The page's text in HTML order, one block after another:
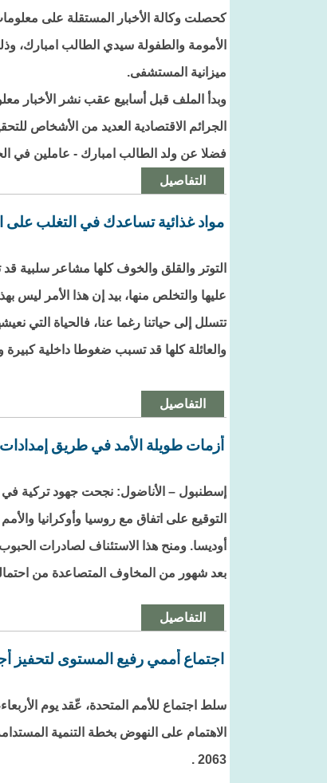
كحصلت وكالة الأخبار المستقلة على
الأمومة والطفولة سيدي الطالب امبارك،
ميزانية المستشفى.
وبدأ الملف قبل أسابيع عقب نشر الأخبار
الجرائم الاقتصادية العديد من الأشخاص
فضلا عن ولد الطالب امبارك - عاملين في
التفاصيل
مواد غذائية تساعدك في التغلب على
التوتر والقلق والخوف كلها مشاعر سلبية
عليها والتخلص منها، بيد إن هذا الأمر ليس
تتسلل إلى حياتنا رغما عنا، فالحياة التي
والعائلة كلها قد تسبب ضغوطا داخلية كبيرة
التفاصيل
أزمات طويلة الأمد في طريق إمدادات
إسطنبول – الأناضول: نجحت جهود تركية في
التوقيع على اتفاق مع روسيا وأوكرانيا
أوديسا. ومنح هذا الاستئناف لصادرات الحبوب
بعد شهور من المخاوف المتصاعدة من
التفاصيل
اجتماع أممي رفيع المستوى لتحفيز
سلط اجتماع للأمم المتحدة، عّقد يوم
2063 .